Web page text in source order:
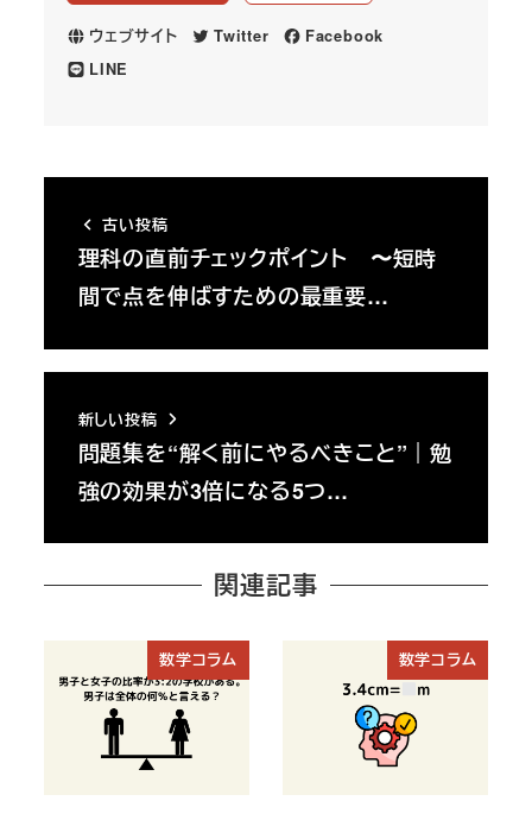
ウェブサイト Twitter
Facebook
LINE
古い投稿
理科の直前チェックポイント 〜短時
間で点を伸ばすための最重要…
新しい投稿
問題集を“解く前にやるべきこと”｜勉
強の効果が3倍になる5つ…
関連記事
数学コラム 数学コラム